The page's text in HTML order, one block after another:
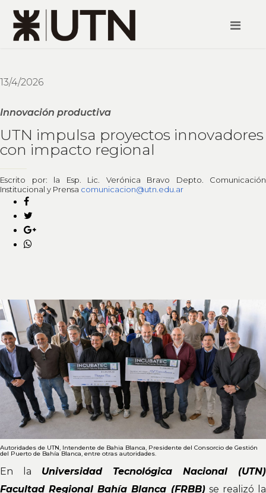
13/4/2026
Innovación productiva
UTN impulsa proyectos innovadores
con impacto regional
Escrito por: la Esp. Lic. Verónica Bravo Depto. Comunicación
Institucional y Prensa comunicacion@utn.edu.ar
Autoridades de UTN, Intendente de Bahia Blanca, Presidente del Consorcio de Gestión
del Puerto de Bahía Blanca, entre otras autoridades.
En la Universidad Tecnológica Nacional (UTN)
Facultad Regional Bahía Blanca (FRBB)se realizó la